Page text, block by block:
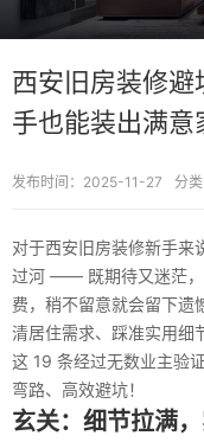
西安旧房装修避
手也能装出满意
发布时间：2025-11-27 分类
对于西安旧房装修新手来
过河 —— 既期待又迷茫，
费，稍不留意就会留下遗
清居住需求、踩准实用细
这 19 条经过无数业主验
弯路、高效避坑！
玄关：细节拉满